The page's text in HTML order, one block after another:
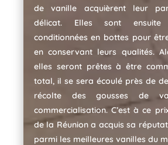
de vanille acquièrent leur
délicat. Elles sont
conditionnées en bottes pour
en conservant leurs qualités.
elles seront prêtes à être
total, il se sera écoulé près de
récolte des gousses de
commercialisation. C’est à ce
de la Réunion a acquis sa
parmi les meilleures vanilles du